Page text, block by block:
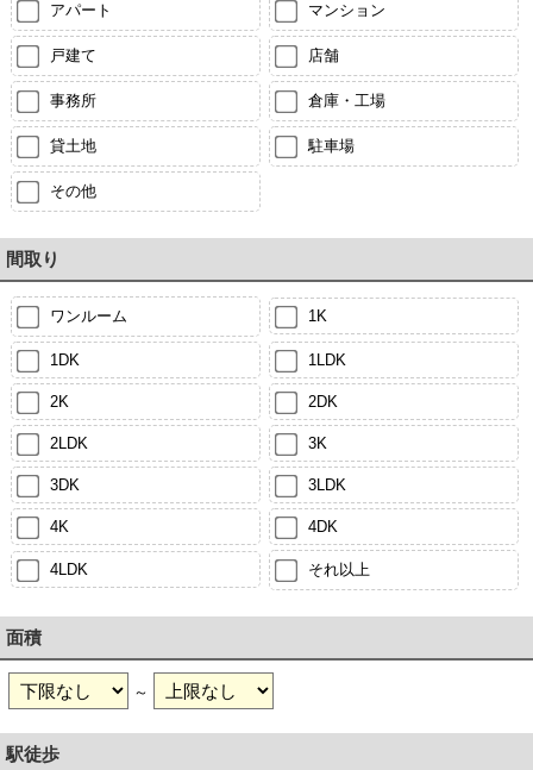
アパート マンション
戸建て 店舗
事務所 倉庫・工場
貸土地 駐車場
その他
間取り
ワンルーム 1K
1DK 1LDK
2K 2DK
2LDK 3K
3DK 3LDK
4K 4DK
4LDK それ以上
面積
～
駅徒歩